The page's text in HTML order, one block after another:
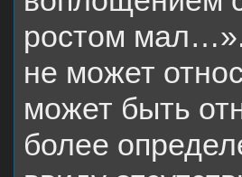
ростом
не может
может быть
более